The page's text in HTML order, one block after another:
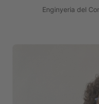
Enginyeria del